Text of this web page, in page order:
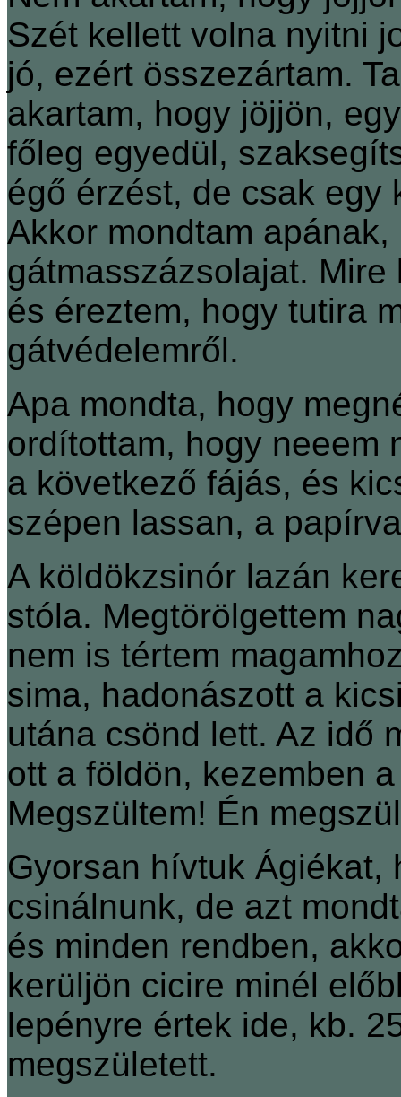
Szét kellett volna nyitni
jó, ezért összezártam.
akartam, hogy jöjjön,
főleg egyedül,
égő érzést, de csak egy
Akkor mondtam
gátmasszázsolajat.
és éreztem, hogy tutira
gátvédelemről.
Apa mondta, hogy
ordítottam, hogy neeem
a következő fájás, és
szépen lassan, a
A köldökzsinór lazán
stóla. Megtörölgettem
nem is tértem
sima, hadonászott a
utána csönd lett. Az idő
ott a földön, kezemben
Megszültem! Én
Gyorsan hívtuk Ágiékat,
csinálnunk, de azt
és minden rendben,
kerüljön cicire minél
lepényre értek ide, kb.
megszületett.